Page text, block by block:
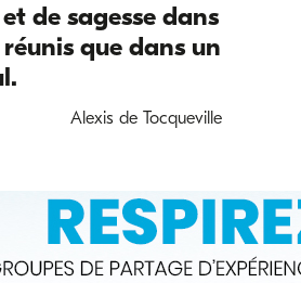
de sagesse dans
que dans un
Alexis de Tocqueville